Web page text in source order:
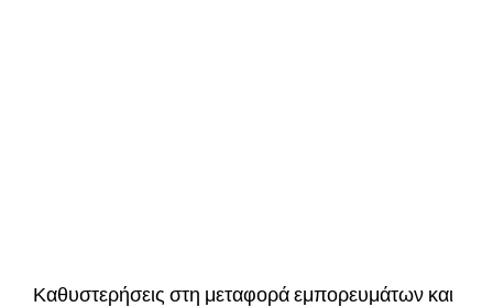
Καθυστερήσεις στη μεταφορά εμπορευμάτων και